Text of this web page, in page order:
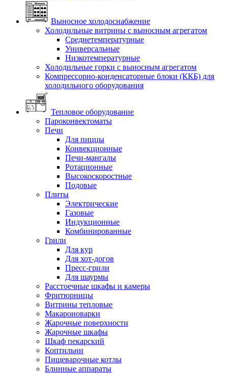
Выносное холодоснабжение
Холодильные витрины с выносным агрегатом
Среднетемпературные
Универсальные
Низкотемпературные
Холодильные горки с выносным агрегатом
Компрессорно-конденсаторные блоки (ККБ) для
холодильного оборудования
Тепловое оборудование
Пароконвектоматы
Печи
Для пиццы
Конвекционные
Печи-мангалы
Ротационные
Высокоскоростные
Подовые
Плиты
Электрические
Газовые
Индукционные
Комбинированные
Грили
Для кур
Для хот-догов
Пресс-грили
Для шаурмы
Расстоечные шкафы и камеры
Фритюрницы
Витрины тепловые
Макароноварки
Жарочные поверхности
Жарочные шкафы
Шкаф пекарский
Коптильни
Пищеварочные котлы
Блинные аппараты